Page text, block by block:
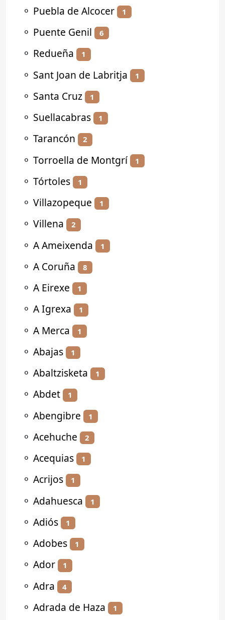
⚬ Puebla de Alcocer 1
⚬ Puente Genil 6
⚬ Redueña 1
⚬ Sant Joan de Labritja 1
⚬ Santa Cruz 1
⚬ Suellacabras 1
⚬ Tarancón 2
⚬ Torroella de Montgrí 1
⚬ Tórtoles 1
⚬ Villazopeque 1
⚬ Villena 2
⚬ A Ameixenda 1
⚬ A Coruña 8
⚬ A Eirexe 1
⚬ A Igrexa 1
⚬ A Merca 1
⚬ Abajas 1
⚬ Abaltzisketa 1
⚬ Abdet 1
⚬ Abengibre 1
⚬ Acehuche 2
⚬ Acequias 1
⚬ Acrijos 1
⚬ Adahuesca 1
⚬ Adiós 1
⚬ Adobes 1
⚬ Ador 1
⚬ Adra 4
⚬ Adrada de Haza 1